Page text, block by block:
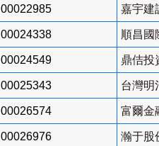
00022985 嘉宇建
00024338 順昌國
00024549 鼎佶投
00025343 台灣明
00026574 富爾金
00026976 瀚于股